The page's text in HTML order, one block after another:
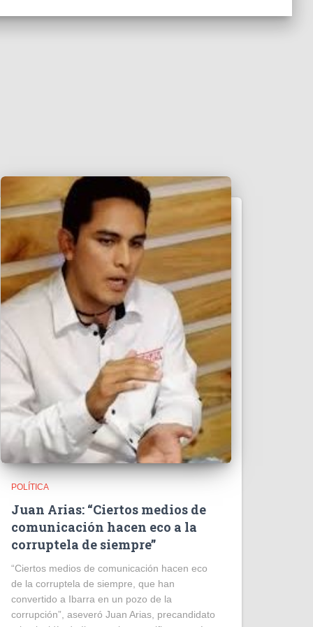
POLÍTICA
Juan Arias: “Ciertos medios de
comunicación hacen eco a la
corruptela de siempre”
“Ciertos medios de comunicación hacen eco
de la corruptela de siempre, que han
convertido a Ibarra en un pozo de la
corrupción”, aseveró Juan Arias, precandidato